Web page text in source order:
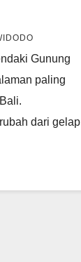
Gunung
paling
dari gelap